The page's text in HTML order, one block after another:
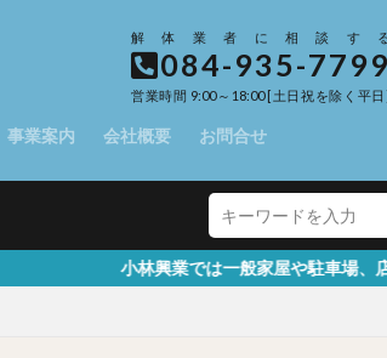
解体業者に相談す
084-935-7799
営業時間 9:00～18:00 [土日祝を除く平
事業案内 会社概要 お問合せ
小林興業では一般家屋や駐車場、店舗などの解体